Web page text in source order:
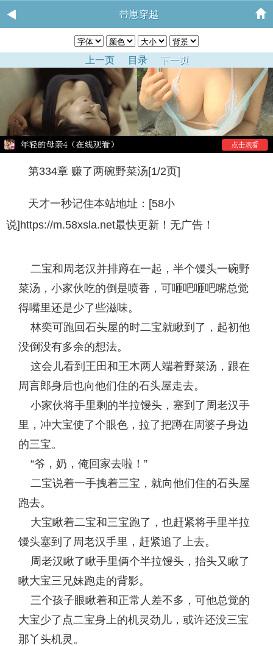
带崽穿越
上一页 目录 下一页
第334章 赚了两碗野菜汤[1/2页]
天才一秒记住本站地址：[58小
说]https://m.58xsla.net最快更新！无广告！
二宝和周老汉并排蹲在一起，半个馒头一碗野
菜汤，小家伙吃的倒是喷香，可咂吧咂吧嘴总觉
得嘴里还是少了些滋味。
林奕可跑回石头屋的时二宝就瞅到了，起初他
没倒没有多余的想法。
这会儿看到王田和王木两人端着野菜汤，跟在
周言郎身后也向他们住的石头屋走去。
小家伙将手里剩的半拉馒头，塞到了周老汉手
里，冲大宝使了个眼色，拉了把蹲在周婆子身边
的三宝。
“爷，奶，俺回家去啦！”
二宝说着一手拽着三宝，就向他们住的石头屋
跑去。
大宝瞅着二宝和三宝跑了，也赶紧将手里半拉
馒头塞到了周老汉手里，赶紧追了上去。
周老汉瞅了瞅手里俩个半拉馒头，抬头又瞅了
瞅大宝三兄妹跑走的背影。
三个孩子眼瞅着和正常人差不多，可他总觉的
大宝少了点二宝身上的机灵劲儿，或许还没三宝
那丫头机灵。